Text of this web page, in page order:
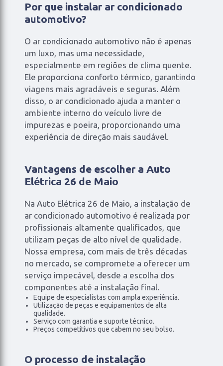
Por que instalar ar condicionado
automotivo?
O ar condicionado automotivo não é apenas
um luxo, mas uma necessidade,
especialmente em regiões de clima quente.
Ele proporciona conforto térmico, garantindo
viagens mais agradáveis e seguras. Além
disso, o ar condicionado ajuda a manter o
ambiente interno do veículo livre de
impurezas e poeira, proporcionando uma
experiência de direção mais saudável.
Vantagens de escolher a Auto
Elétrica 26 de Maio
Na Auto Elétrica 26 de Maio, a instalação de
ar condicionado automotivo é realizada por
profissionais altamente qualificados, que
utilizam peças de alto nível de qualidade.
Nossa empresa, com mais de três décadas
no mercado, se compromete a oferecer um
serviço impecável, desde a escolha dos
componentes até a instalação final.
Equipe de especialistas com ampla experiência.
Utilização de peças e equipamentos de alta
qualidade.
Serviço com garantia e suporte técnico.
Preços competitivos que cabem no seu bolso.
O processo de instalação